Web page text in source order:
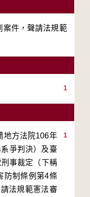
案件，聲請法規範
1
1
地方法院106年
爭判決）及臺
事裁定（下稱
防制條例第4條
法規範憲法審